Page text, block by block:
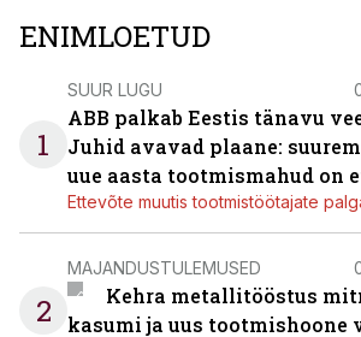
ENIMLOETUD
1
SUUR LUGU
ABB palkab Eestis tänavu
Juhid avavad plaane:
uue aasta tootmismahud on
Ettevõte muutis tootmistöötajate
2
MAJANDUSTULEMUSED
Kehra metallitööstus
kasumi ja uus tootmishoone